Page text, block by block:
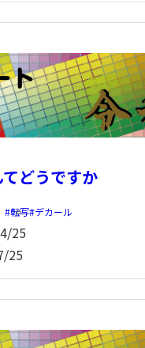
どうですか
転写 デカール
25
25